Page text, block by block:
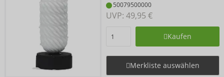
50079500000
UVP: 49,95 €
Kaufen
Merkliste auswählen